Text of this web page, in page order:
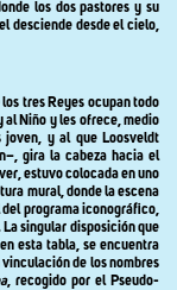
los dos pastores y su
desciende desde el cielo,
tres Reyes ocupan todo
al Niño y les ofrece, medio
joven, y al que Loosveldt
,gira la cabeza hacia el
estuvo colocada en uno
mural, donde la escena
programa iconográfico,
singular disposición que
esta tabla, se encuentra
de los nombres
, recogido por el Pseudo-